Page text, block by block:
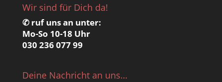
Wir sind für Dich da!
✆ ruf uns an unter:
Mo-So 10-18 Uhr
030 236 077 99
Deine Nachricht an uns…